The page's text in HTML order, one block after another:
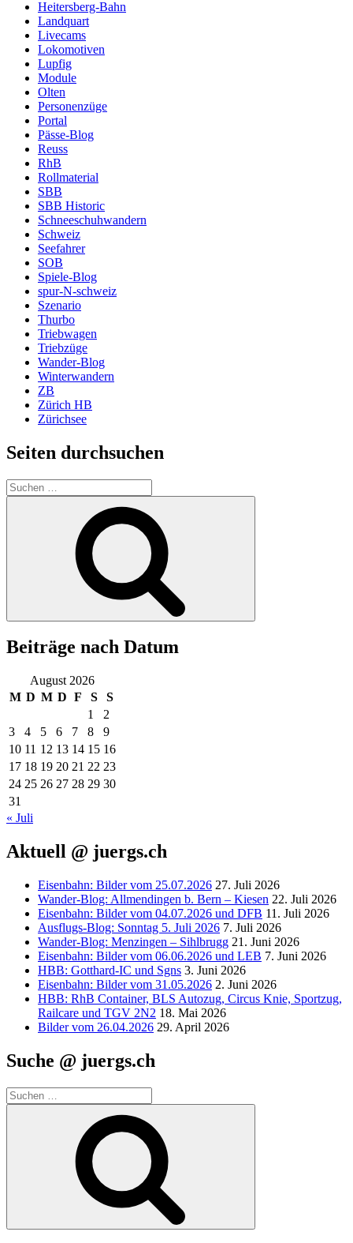
Heitersberg-Bahn
Landquart
Livecams
Lokomotiven
Lupfig
Module
Olten
Personenzüge
Portal
Pässe-Blog
Reuss
RhB
Rollmaterial
SBB
SBB Historic
Schneeschuhwandern
Schweiz
Seefahrer
SOB
Spiele-Blog
spur-N-schweiz
Szenario
Thurbo
Triebwagen
Triebzüge
Wander-Blog
Winterwandern
ZB
Zürich HB
Zürichsee
Seiten durchsuchen
Suchen
nach:
Beiträge nach Datum
August 2026
M D M D F S
S
1
2
3
4 5 6 7 8
9
10 11 12 13 14 15 16
17 18 19 20 21 22 23
24 25 26 27 28 29 30
31
« Juli
Aktuell @ juergs.ch
Eisenbahn: Bilder vom 25.07.2026 27. Juli 2026
Wander-Blog: Allmendingen b. Bern – Kiesen 22. Juli 2026
Eisenbahn: Bilder vom 04.07.2026 und DFB 11. Juli 2026
Ausflugs-Blog: Sonntag 5. Juli 2026 7. Juli 2026
Wander-Blog: Menzingen – Sihlbrugg 21. Juni 2026
Eisenbahn: Bilder vom 06.06.2026 und LEB 7. Juni 2026
HBB: Gotthard-IC und Sgns 3. Juni 2026
Eisenbahn: Bilder vom 31.05.2026 2. Juni 2026
HBB: RhB Container, BLS Autozug, Circus Knie, Sportzug,
Railcare und TGV 2N2 18. Mai 2026
Bilder vom 26.04.2026 29. April 2026
Suche @ juergs.ch
Suchen
nach: